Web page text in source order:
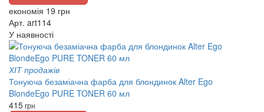
економія 19 грн
Арт. art114
У наявності
ХІТ продажів
Тонуюча безаміачна фарба для блондинок Alter Ego
BlondeEgo PURE TONER 60 мл
415грн